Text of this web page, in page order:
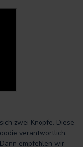
zwei Knöpfe. Diese
verantwortlich.
empfehlen wir